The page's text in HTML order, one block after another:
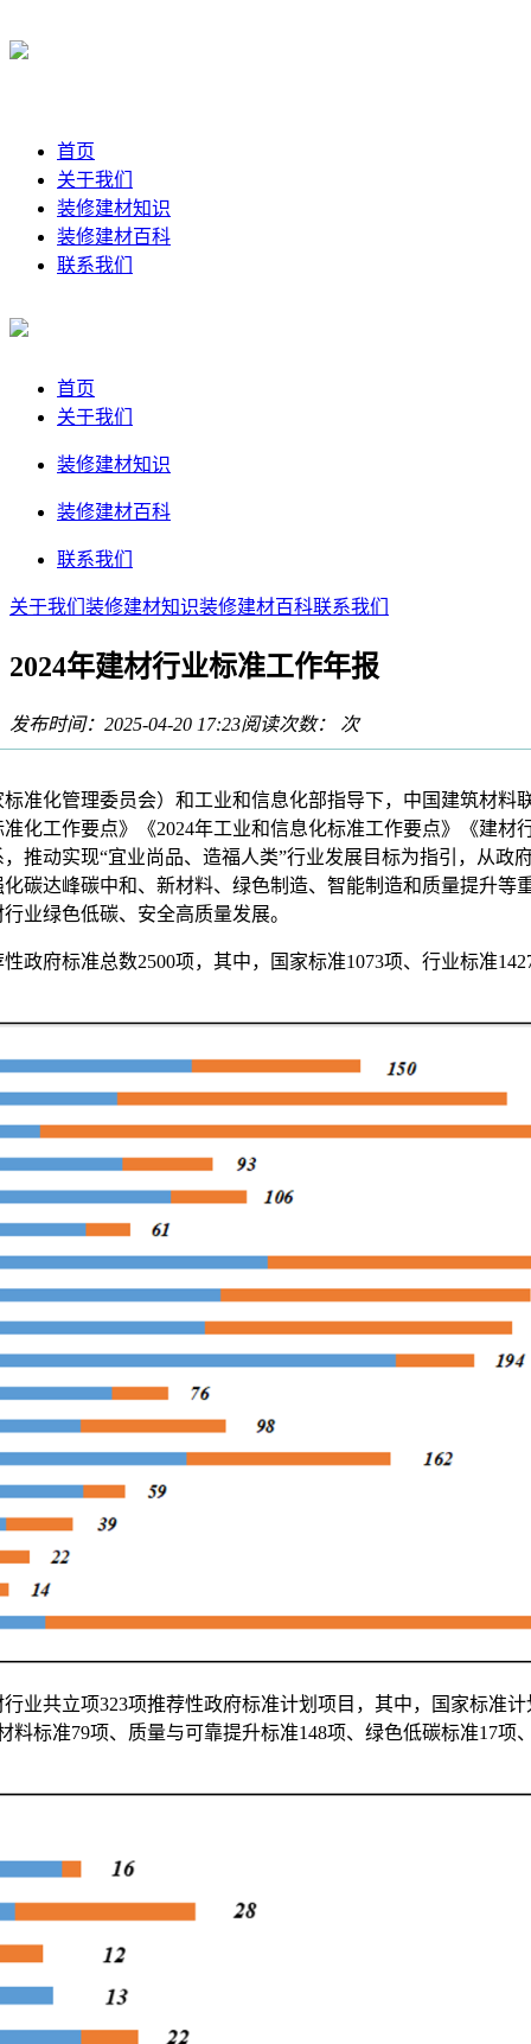
首页
关于我们
装修建材知识
装修建材百科
联系我们
首页
关于我们
装修建材知识
装修建材百科
联系我们
关于我们 装修建材知识装修建材百科联系我们
2024年建材行业标准工作年报
发布时间：2025-04-20 17:23阅读次数： 次
化管理委员会）和工业和信息化部指导下，中国建筑材料
化工作要点》《2024年工业和信息化标准工作要点》《建材
推动实现“宜业尚品、造福人类”行业发展目标为指引，从政
碳达峰碳中和、新材料、绿色制造、智能制造和质量提升等
业绿色低碳、安全高质量发展。
府标准总数2500项，其中，国家标准1073项、行业标准
共立项323项推荐性政府标准计划项目，其中，国家标准计
标准79项、质量与可靠提升标准148项、绿色低碳标准17项